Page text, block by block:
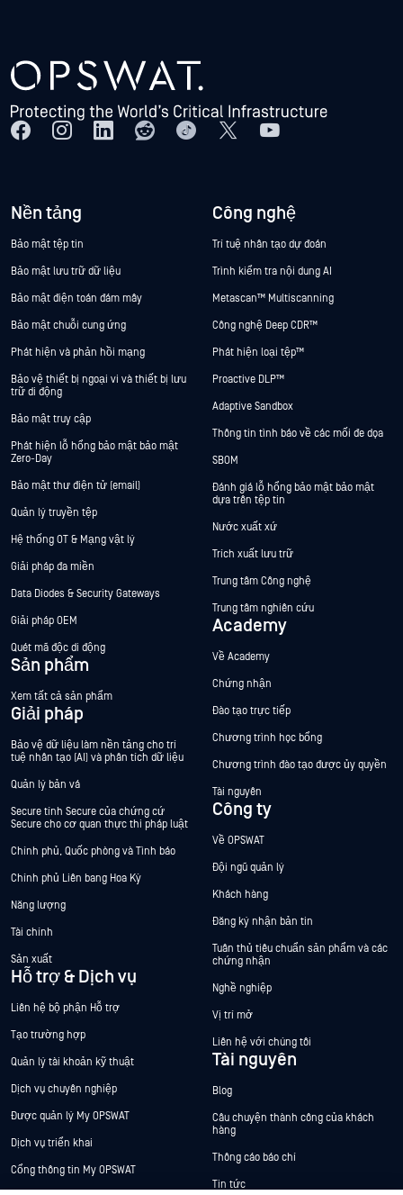
Nền tảng
Bảo mật tệp tin
Bảo mật lưu trữ dữ liệu
Bảo mật điện toán đám mây
Bảo mật chuỗi cung ứng
Phát hiện và phản hồi mạng
Bảo vệ thiết bị ngoại vi và thiết bị lưu
trữ di động
Bảo mật truy cập
Phát hiện lỗ hổng bảo mật bảo mật
Zero-Day
Bảo mật thư điện tử (email)
Quản lý truyền tệp
Hệ thống OT & Mạng vật lý
Giải pháp đa miền
Data Diodes & Security Gateways
Giải pháp OEM
Quét mã độc di động
Sản phẩm
Xem tất cả sản phẩm
Giải pháp
Bảo vệ dữ liệu làm nền tảng cho trí
tuệ nhân tạo (AI) và phân tích dữ liệu
Quản lý bản vá
Secure tính Secure của chứng cứ
Secure cho cơ quan thực thi pháp luật
Chính phủ, Quốc phòng và Tình báo
Chính phủ Liên bang Hoa Kỳ
Năng lượng
Tài chính
Sản xuất
Hỗ trợ & Dịch vụ
Liên hệ bộ phận Hỗ trợ
Tạo trường hợp
Quản lý tài khoản kỹ thuật
Dịch vụ chuyên nghiệp
Được quản lý My OPSWAT
Dịch vụ triển khai
Cổng thông tin My OPSWAT
Công nghệ
Trí tuệ nhân tạo dự đoán
Trình kiểm tra nội dung AI
Metascan™ Multiscanning
Công nghệ Deep CDR™
Phát hiện loại tệp™
Proactive DLP™
Adaptive Sandbox
Thông tin tình báo về các mối đe dọa
SBOM
Đánh giá lỗ hổng bảo mật bảo mật
dựa trên tệp tin
Nước xuất xứ
Trích xuất lưu trữ
Trung tâm Công nghệ
Trung tâm nghiên cứu
Academy
Về Academy
Chứng nhận
Đào tạo trực tiếp
Chương trình học bổng
Chương trình đào tạo được ủy quyền
Tài nguyên
Công ty
Về OPSWAT
Đội ngũ quản lý
Khách hàng
Đăng ký nhận bản tin
Tuân thủ tiêu chuẩn sản phẩm và các
chứng nhận
Nghề nghiệp
Vị trí mở
Liên hệ với chúng tôi
Tài nguyên
Blog
Câu chuyện thành công của khách
hàng
Thông cáo báo chí
Tin tức